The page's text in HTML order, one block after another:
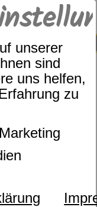
unserer
sind
uns helfen,
zu
Marketing
SUCHE
0
Art.Nr.